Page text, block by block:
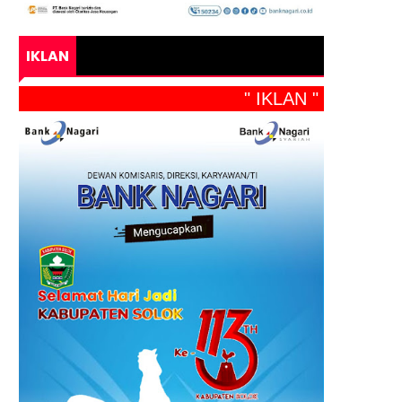
IKLAN
" IKLAN "